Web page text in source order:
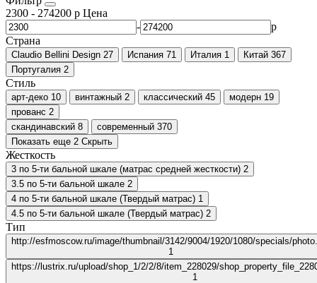
2300 - 274200 р Цена
-
р
Страна
Claudio Bellini Design 27 Испания 71 Италия 1 Китай 367
Португалия 2
Стиль
арт-деко 10 винтажный 2 классический 45 модерн 19
прованс 2
скандинавский 8 современный 370
Показать еще 2 Скрыть
Жесткость
3 по 5-ти бальной шкале (матрас средней жесткости) 2
3.5 по 5-ти бальной шкале 2
4 по 5-ти бальной шкале (Твердый матрас) 1
4.5 по 5-ти бальной шкале (Твердый матрас) 2
Тип
http://esfmoscow.ru/image/thumbnail/3142/9004/1920/1080/specials/
1
https://lustrix.ru/upload/shop_1/2/2/8/item_228029/
1